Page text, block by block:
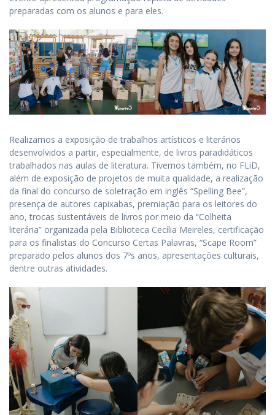
preparadas com os alunos e para eles.
Realizamos a exposição de trabalhos artísticos e literários
desenvolvidos a partir, especialmente, de livros paradidáticos
trabalhados nas aulas de literatura. Tivemos também, no FLiD,
além de exposição de projetos de muita qualidade, a realização
da final do concurso de soletração em inglês “Spelling Bee”,
presença de autores capixabas, premiação para os leitores do
ano, trocas sustentáveis de livros por meio da “Colheita
literária” organizada pela Biblioteca Cecília Meireles, certificação
para os finalistas do Concurso Certas Palavras, “Scape Room”
preparado pelos alunos dos 7ºs anos, apresentações culturais,
dentre outras atividades.